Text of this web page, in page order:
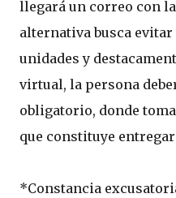
llegará un correo con
alternativa busca
unidades y
virtual, la persona
obligatorio, donde
que constituye
*Constancia